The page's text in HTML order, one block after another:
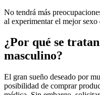
No tendrá más
al experimentar el mejor sexo
¿Por qué se
masculino?
El gran sueño deseado por
posibilidad de comprar